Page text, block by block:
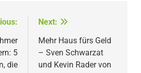
5
die
Next:
Mehr Haus fürs Geld
– Sven Schwarzat
und Kevin Rader von